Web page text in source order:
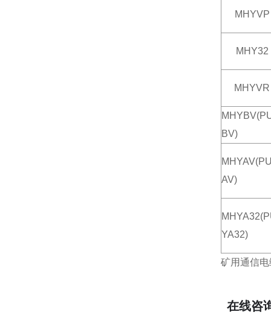
MHYVP
MHY32
MHYVR
BV)
AV)
YA32)
矿用通信
在线咨